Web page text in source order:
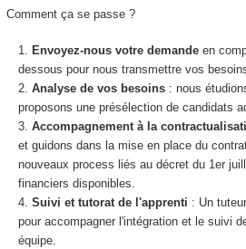
Comment ça se passe ?
Envoyez-nous votre demandeen
dessous pour nous transmettre vos
Analyse de vos besoins: nous
proposons une présélection de candidats
Accompagnement à la
et guidons dans la mise en place du
nouveaux process liés au décret du 1er
financiers disponibles.
Suivi et tutorat de l'apprenti : Un
pour accompagner l'intégration et le suivi
équipe.